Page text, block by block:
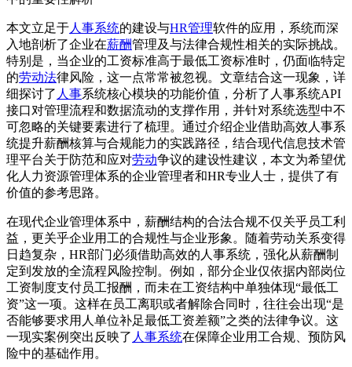
本文立足于人事系统的建设与HR管理软件的应用，系统而深
入地剖析了企业在薪酬管理及与法律合规性相关的实际挑战。
特别是，当企业的工资标准高于最低工资标准时，仍面临特定
的劳动法律风险，这一点常常被忽视。文章结合这一现象，详
细探讨了 人事系统核心模块的功能价值，分析了人事系统API
接口对管理流程和数据流动的支撑作用，并针对系统选型中不
可忽略的关键要素进行了梳理。通过介绍企业借助高效人事系
统提升薪酬核算与合规能力的实践路径，结合现代信息技术管
理平台关于防范和应对劳动争议的建设性建议，本文为希望优
化人力资源管理体系的企业管理者和HR专业人士，提供了有
价值的参考思路。
在现代企业管理体系中，薪酬结构的合法合规不仅关乎员工利
益，更关乎企业用工的合规性与企业形象。随着劳动关系变得
日趋复杂，HR部门必须借助高效的人事系统，强化从薪酬制
定到发放的全流程风险控制。例如，部分企业仅依据内部岗位
工资制度支付员工报酬，而未在工资结构中单独体现“最低工
资”这一项。这样在员工离职或者解除合同时，往往会出现“是
否能够要求用人单位补足最低工资差额”之类的法律争议。这
一现实案例突出反映了 人事系统在保障企业用工合规、预防风
险中的基础作用。